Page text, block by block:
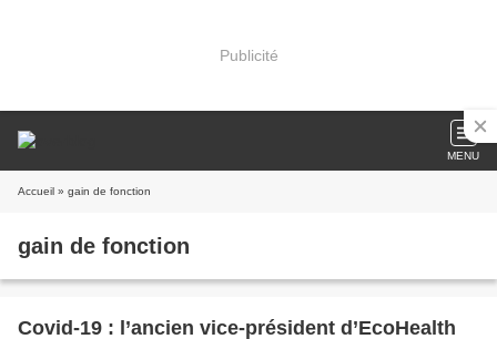
Publicité
MENU
Accueil » gain de fonction
gain de fonction
Covid-19 : l’ancien vice-président d’EcoHealth